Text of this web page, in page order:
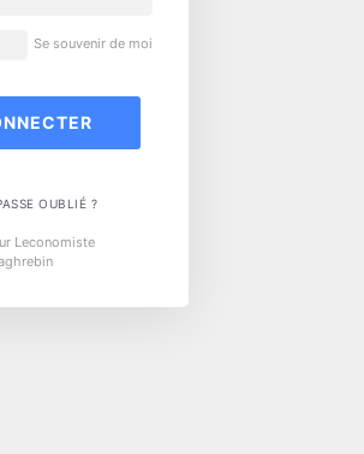
Se souvenir de moi
OUBLIÉ ?
Leconomiste